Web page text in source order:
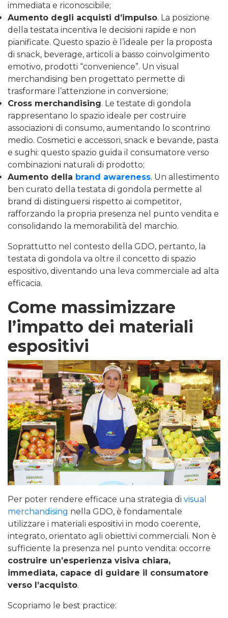
immediata e riconoscibile;
Aumento degli acquisti d’impulso. La posizione
della testata incentiva le decisioni rapide e non
pianificate. Questo spazio è l’ideale per la proposta
di snack, beverage, articoli a basso coinvolgimento
emotivo, prodotti “convenience”. Un visual
merchandising ben progettato permette di
trasformare l’attenzione in conversione;
Cross merchandising. Le testate di gondola
rappresentano lo spazio ideale per costruire
associazioni di consumo, aumentando lo scontrino
medio. Cosmetici e accessori, snack e bevande, pasta
e sughi: questo spazio guida il consumatore verso
combinazioni naturali di prodotto;
Aumento della brand awareness. Un allestimento
ben curato della testata di gondola permette al
brand di distinguersi rispetto ai competitor,
rafforzando la propria presenza nel punto vendita e
consolidando la memorabilità del marchio.
Soprattutto nel contesto della GDO, pertanto, la
testata di gondola va oltre il concetto di spazio
espositivo, diventando una leva commerciale ad alta
efficacia.
Come massimizzare
l’impatto dei materiali
espositivi
Per poter rendere efficace una strategia di visual
merchandising nella GDO, è fondamentale
utilizzare i materiali espositivi in modo coerente,
integrato, orientato agli obiettivi commerciali. Non è
sufficiente la presenza nel punto vendita: occorre
costruire un’esperienza visiva chiara,
immediata, capace di guidare il consumatore
verso l’acquisto.
Scopriamo le best practice: